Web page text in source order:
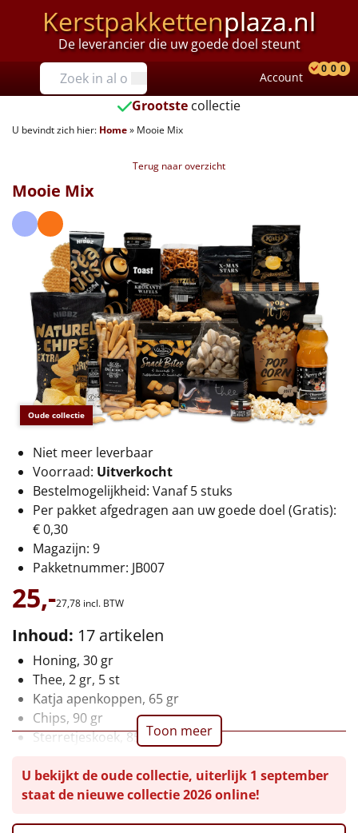
Kerstpakkettenplaza.nl
De leverancier die uw goede doel steunt
Prijzen
Tot €25
€25 tot €35
€40 tot €45
€45 tot €50
€50 tot €55
€55 tot €75
€75 tot €100
€100 en hoger
Alle kerstpakketten 2026
Thema
Origineel
Rituals
Luxe
Mannen
Vrouwen
Duurzaam
Leuke
Goedkope
Uniek
Account
0 0 0
Grootste collectie
U bevindt zich hier: Home» Mooie Mix
Terug naar overzicht
Oude collectie
Mooie Mix
Niet meer leverbaar
Voorraad: Uitverkocht
Bestelmogelijkheid: Vanaf 5 stuks
Per pakket afgedragen aan uw goede doel (Gratis):
€ 0,30
Magazijn: 9
Pakketnummer: JB007
25,-27,78 incl. BTW
Inhoud: 17 artikelen
Honing, 30 gr
Thee, 2 gr, 5 st
Katja apenkoppen, 65 gr
Chips, 90 gr
Sterretjeskoek, 85 gr
Popcorn, 70 gr
Truffelmayo, 35 ml
Toon meer
U bekijkt de oude collectie, uiterlijk 1 september
staat de nieuwe collectie 2026 online!